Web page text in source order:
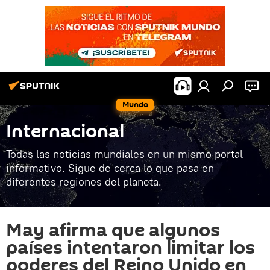
Mundo
Internacional
Todas las noticias mundiales en un mismo portal
informativo. Sigue de cerca lo que pasa en
diferentes regiones del planeta.
May afirma que algunos
países intentaron limitar los